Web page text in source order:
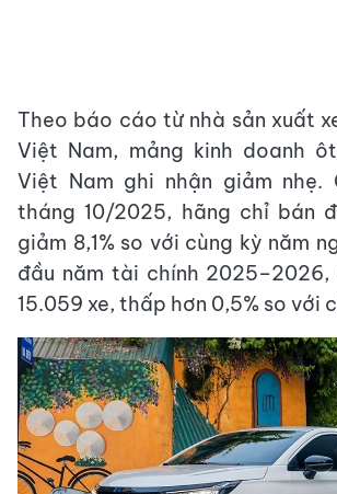
Theo báo cáo từ nhà sản xuất
Việt Nam, mảng kinh doanh
Việt Nam ghi nhận giảm nhẹ.
tháng 10/2025, hãng chỉ bán
giảm 8,1% so với cùng kỳ năm
đầu năm tài chính
15.059 xe, thấp hơn 0,5% so với